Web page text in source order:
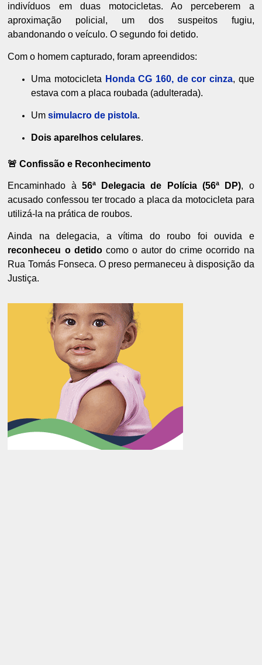
indivíduos em duas motocicletas. Ao perceberem a
aproximação policial, um dos suspeitos fugiu,
abandonando o veículo. O segundo foi detido.
Com o homem capturado, foram apreendidos:
Uma motocicleta Honda CG 160, de cor cinza, que
estava com a placa roubada (adulterada).
Umsimulacro de pistola.
Dois aparelhos celulares.
🚨 Confissão e Reconhecimento
Encaminhado à 56ª Delegacia de Polícia (56ª DP), o
acusado confessou ter trocado a placa da motocicleta para
utilizá-la na prática de roubos.
Ainda na delegacia, a vítima do roubo foi ouvida e
reconheceu o detidocomo o autor do crime ocorrido na
Rua Tomás Fonseca. O preso permaneceu à disposição da
Justiça.